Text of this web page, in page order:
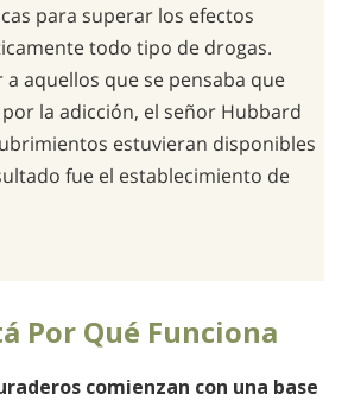
para superar los efectos
todo tipo de drogas.
aquellos que se pensaba que
la adicción, el señor Hubbard
estuvieran disponibles
fue el establecimiento de
Por Qué Funciona
comienzan con una base